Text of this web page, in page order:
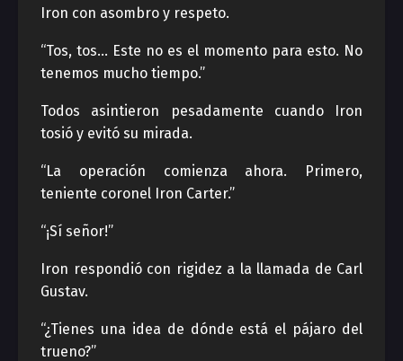
Iron con asombro y respeto.
“Tos, tos… Este no es el momento para esto. No
tenemos mucho tiempo.”
Todos asintieron pesadamente cuando Iron
tosió y evitó su mirada.
“La operación comienza ahora. Primero,
teniente coronel Iron Carter.”
“¡Sí señor!”
Iron respondió con rigidez a la llamada de Carl
Gustav.
“¿Tienes una idea de dónde está el pájaro del
trueno?”